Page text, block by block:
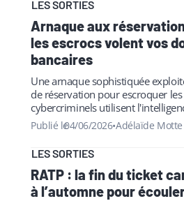
LES SORTIES
Arnaque aux
les escrocs volent vos
bancaires
Une arnaque sophistiquée
de réservation pour escroquer les
cybercriminels utilisent
imiter parfaitement les
Publié le04/06/2026•Adélaïde Motte
LES SORTIES
RATP : la fin du ticket
à l’automne pour